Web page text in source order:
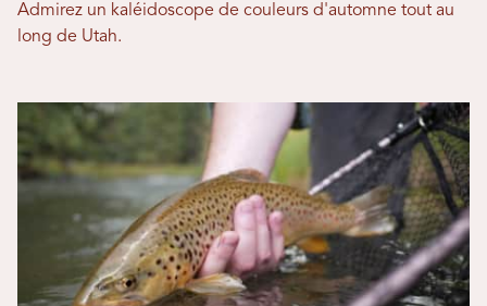
Admirez un kaléidoscope de couleurs d'automne tout au
long de Utah.